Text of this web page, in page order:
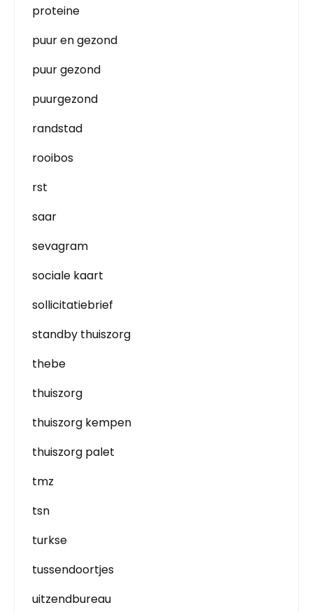
proteine
puur en gezond
puur gezond
puurgezond
randstad
rooibos
rst
saar
sevagram
sociale kaart
sollicitatiebrief
standby thuiszorg
thebe
thuiszorg
thuiszorg kempen
thuiszorg palet
tmz
tsn
turkse
tussendoortjes
uitzendbureau